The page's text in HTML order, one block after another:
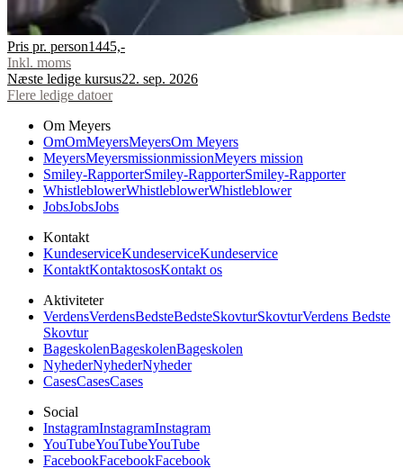
Pris pr. person1445,-
Inkl. moms
Næste ledige kursus22. sep. 2026
Flere ledige datoer
Om Meyers
OmOmMeyersMeyersOm Meyers
MeyersMeyersmissionmissionMeyers mission
Smiley-RapporterSmiley-RapporterSmiley-Rapporter
WhistleblowerWhistleblowerWhistleblower
JobsJobsJobs
Kontakt
KundeserviceKundeserviceKundeservice
KontaktKontaktososKontakt os
Aktiviteter
VerdensVerdensBedsteBedsteSkovturSkovturVerdens Bedste
Skovtur
BageskolenBageskolenBageskolen
NyhederNyhederNyheder
CasesCasesCases
Social
InstagramInstagramInstagram
YouTubeYouTubeYouTube
FacebookFacebookFacebook